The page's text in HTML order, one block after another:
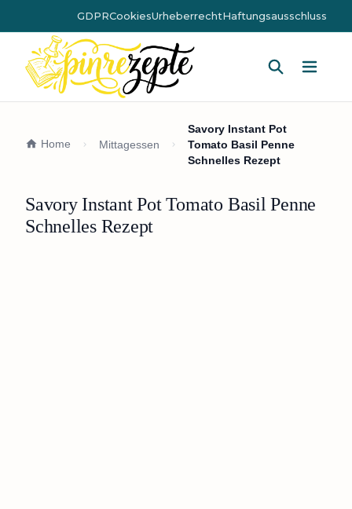
GDPRCookiesUrheberrechtHaftungsausschluss
Home Mittagessen
Savory Instant Pot
Tomato Basil Penne
Schnelles Rezept
Savory Instant Pot Tomato Basil Penne
Schnelles Rezept